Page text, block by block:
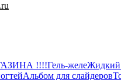
!!!!Гель-желеЖидкий
Альбом для слайдеров